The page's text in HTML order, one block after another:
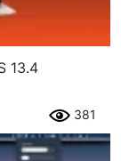
13.4
381